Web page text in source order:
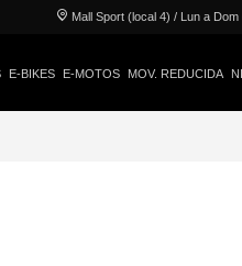
Mall Sport (local 4) / Lun a
E-BIKES E-MOTOS MOV. REDUCIDA